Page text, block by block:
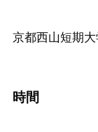
京都西山短期大
時間